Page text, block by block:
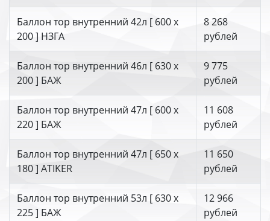
Баллон тор внутренний 42л [ 600 х
200 ] НЗГА
8 268
рублей
Баллон тор внутренний 46л [ 630 х
200 ] БАЖ
9 775
рублей
Баллон тор внутренний 47л [ 600 х
220 ] БАЖ
11 608
рублей
Баллон тор внутренний 47л [ 650 х
180 ] ATIKER
11 650
рублей
Баллон тор внутренний 53л [ 630 х
225 ] БАЖ
12 966
рублей